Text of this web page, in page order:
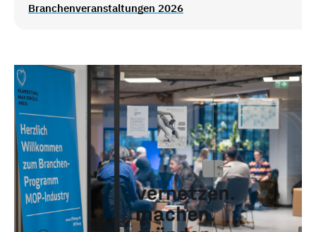
Branchenveranstaltungen 2026